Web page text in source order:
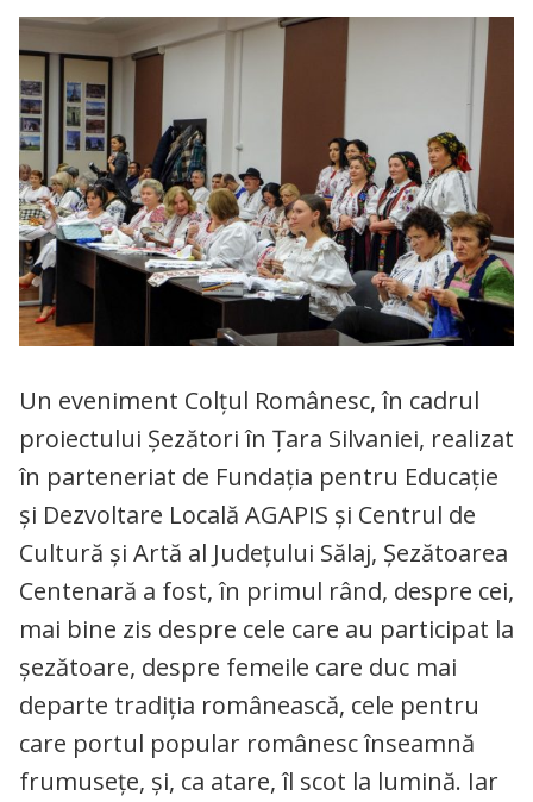
Un eveniment Colțul Românesc, în cadrul
proiectului Șezători în Țara Silvaniei, realizat
în parteneriat de Fundația pentru Educație
și Dezvoltare Locală AGAPIS și Centrul de
Cultură și Artă al Județului Sălaj, Șezătoarea
Centenară a fost, în primul rând, despre cei,
mai bine zis despre cele care au participat la
șezătoare, despre femeile care duc mai
departe tradiția românească, cele pentru
care portul popular românesc înseamnă
frumusețe, și, ca atare, îl scot la lumină. Iar